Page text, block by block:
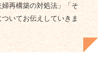
再構築の対処法」「そ
いてお伝えしていきま